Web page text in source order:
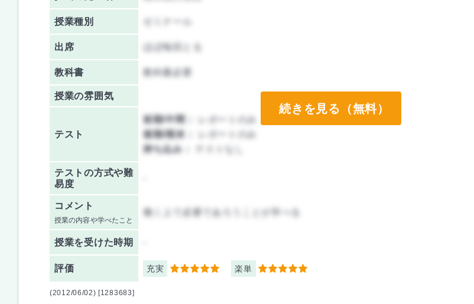
授業種別
出席 ほぼ毎回とる
教科書 教科書必要
授業の雰囲気
テスト
前期/中間：
レポートのみ
後期/期末：
レポートのみ
持ち込み：
テストの方式や難
易度
コメント
授業の内容や学べたこと
働く上で必要であろうことが学べる
授業を受けた時期
評価 充実 5 楽単 5
続きを見る（無料）
(2012/06/02) [1283683]